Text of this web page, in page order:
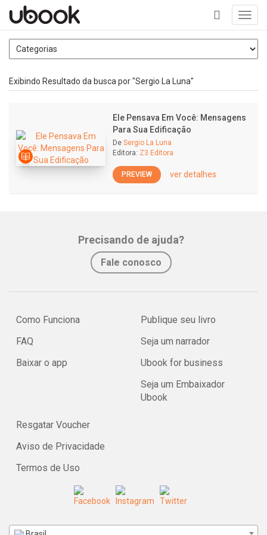
+
Exibindo Resultado da busca por "Sergio La Luna"
Ele Pensava Em Você: Mensagens
Para Sua Edificação
De Sergio La Luna
Editora: Z3 Editora
PREVIEW ver detalhes
Precisando de ajuda?
Fale conosco
Como Funciona
FAQ
Baixar o app
Publique seu livro
Seja um narrador
Ubook for business
Seja um Embaixador
Ubook
Resgatar Voucher
Aviso de Privacidade
Termos de Uso